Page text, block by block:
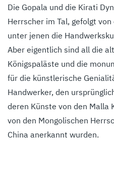
Die Gopala und die Kirati
Herrscher im Tal, gefolgt
unter jenen die
Aber eigentlich sind all die
Königspaläste und die
für die künstlerische
Handwerker, den
deren Künste von den Malla
von den Mongolischen
China anerkannt wurden.